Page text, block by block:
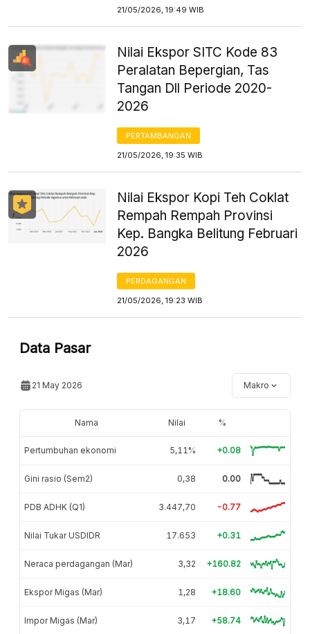
21/05/2026, 19:49 WIB
Nilai Ekspor SITC Kode 83
Peralatan Bepergian, Tas
Tangan Dll Periode 2020-
2026
PERTAMBANGAN
21/05/2026, 19:35 WIB
Nilai Ekspor Kopi Teh Coklat
Rempah Rempah Provinsi
Kep. Bangka Belitung Februari
2026
PERDAGANGAN
21/05/2026, 19:23 WIB
Data Pasar
21 May 2026 Makro
Nama Nilai %
Pertumbuhan ekonomi 5,11% +0.08
Gini rasio (Sem2) 0,38 0.00
PDB ADHK (Q1) 3.447,70 -0.77
Nilai Tukar USDIDR 17.653 +0.31
Neraca perdagangan (Mar) 3,32 +160.82
Ekspor Migas (Mar) 1,28 +18.60
Impor Migas (Mar) 3,17 +58.74